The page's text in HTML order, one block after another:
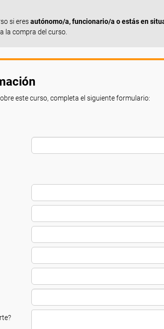
si eresautónomo/a, funcionario/a o estás en
la compra del curso.
este curso, completa el siguiente formulario: